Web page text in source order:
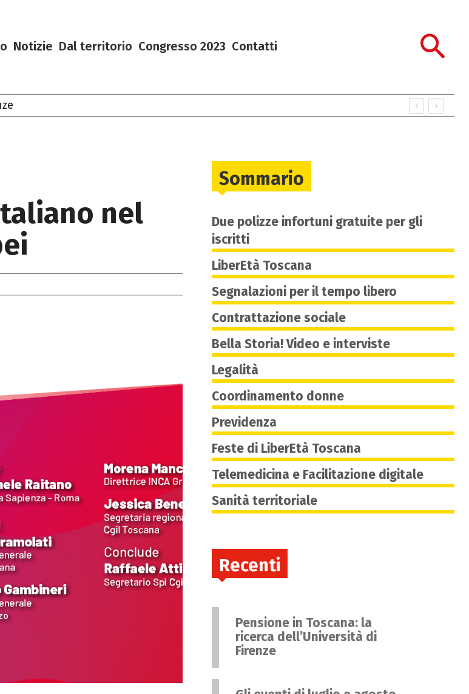
Notizie Dal territorio Congresso 2023 Contatti
nel
Sommario
Due polizze infortuni gratuite per gli
iscritti
LiberEtà Toscana
Segnalazioni per il tempo libero
Contrattazione sociale
Bella Storia! Video e interviste
Legalità
Coordinamento donne
Previdenza
Feste di LiberEtà Toscana
Telemedicina e Facilitazione digitale
Sanità territoriale
Recenti
Pensione in Toscana: la
ricerca dell’Università di
Firenze